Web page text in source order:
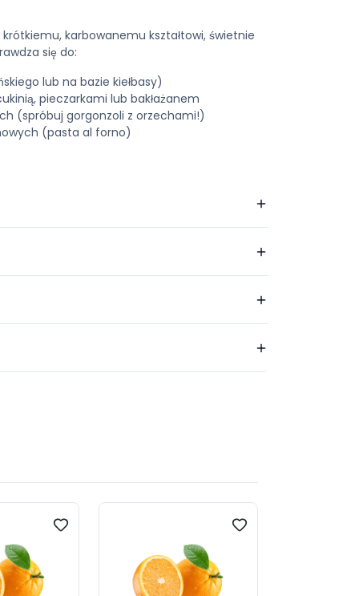
karbowanemu kształtowi, świetnie
się do:
lub na bazie kiełbasy)
pieczarkami lub bakłażanem
(spróbuj gorgonzoli z orzechami!)
(pasta al forno)